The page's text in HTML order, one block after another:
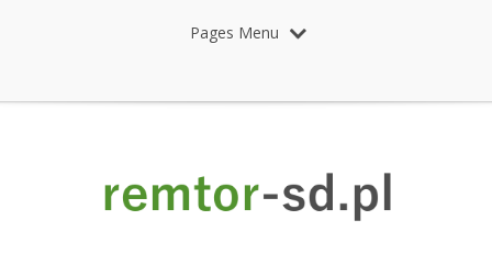
Pages Menu